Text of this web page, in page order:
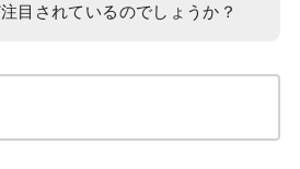
目されているのでしょうか？